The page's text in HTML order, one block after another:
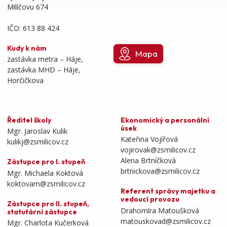
Milíčovu 674
IČO: 613 88 424
Kudy k nám
zastávka metra – Háje,
zastávka MHD – Háje,
Horčičkova
Mapa
Ředitel školy
Mgr. Jaroslav Kulik
kulikj@zsmilicov.cz
Zástupce pro I. stupeň
Mgr. Michaela Koktová
koktovam@zsmilicov.cz
Zástupce pro II. stupeň,
statutární zástupce
Mgr. Charlota Kučerková
Ekonomický a personální
úsek
Kateřina Vojířová
vojirovak@zsmilicov.cz
Alena Brtníčková
brtnickova@zsmilicov.cz
Referent správy majetku a
vedoucí provozu
Drahomíra Matoušková
matouskovad@zsmilicov.cz